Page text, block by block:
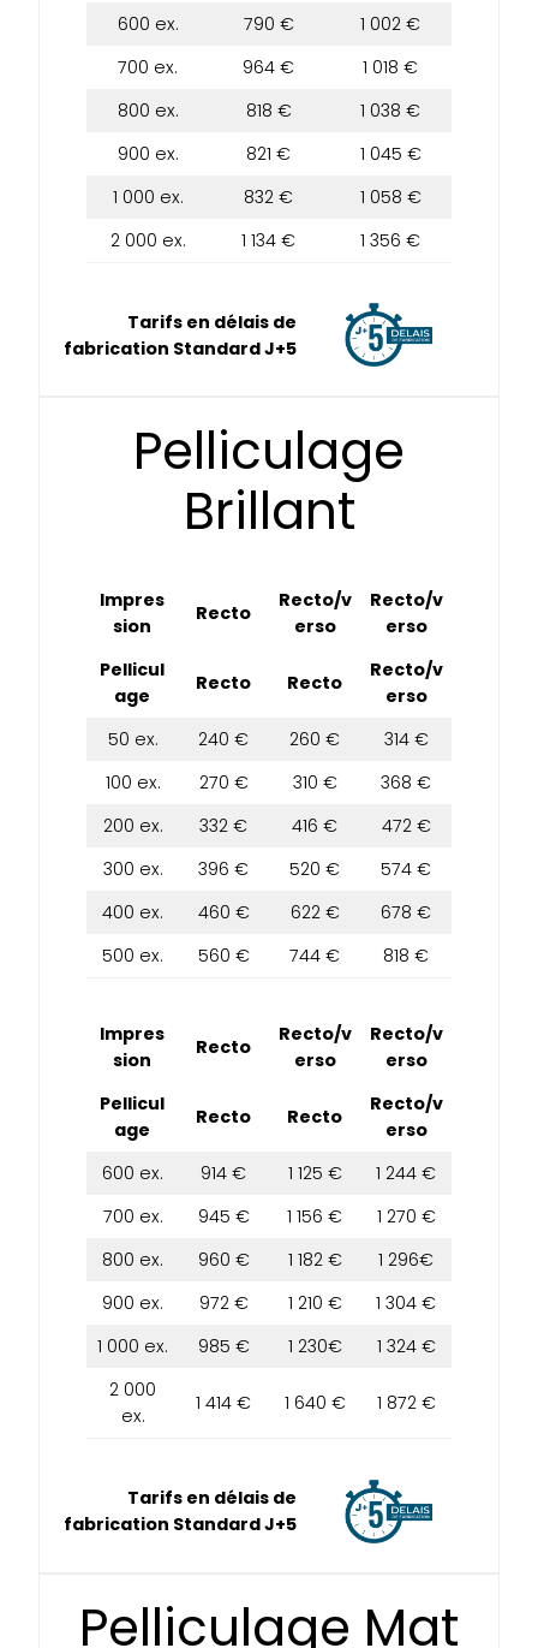
600 ex.
790 €
1 002 €
700 ex.
964 €
1 018 €
800 ex.
818 €
1 038 €
900 ex.
821 €
1 045 €
1 000 ex.
832 €
1 058 €
2 000 ex.
1 134 € 1 356 €
Tarifs en délais de
fabrication Standard J+5
Pelliculage
Brillant
Impres
sion
Recto
Recto/v
erso
Recto/v
erso
Pellicul
age
Recto Recto
Recto/v
erso
50 ex.
240 € 260 €
314 €
100 ex.
270 € 310 €
368 €
200 ex.
332 € 416 €
472 €
300 ex.
396 € 520 €
574 €
400 ex.
460 € 622 €
678 €
500 ex.
560 € 744 € 818 €
Impres
sion
Recto
Recto/v
erso
Recto/v
erso
Pellicul
age
Recto Recto
Recto/v
erso
600 ex.
914 € 1 125 €
1 244 €
700 ex.
945 € 1 156 €
1 270 €
800 ex.
960 € 1 182 €
1 296€
900 ex.
972 € 1 210 €
1 304 €
1 000 ex.
985 € 1 230€
1 324 €
2 000
ex.
1 414 € 1 640 € 1 872 €
Tarifs en délais de
fabrication Standard J+5
Pelliculage Mat